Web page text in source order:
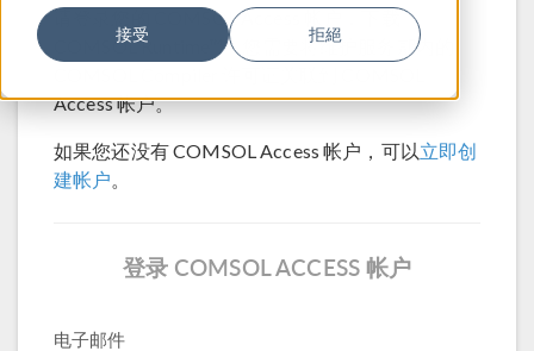
接受 拒絕
请登录您的 COMSOL Access 帐户，下载
COMSOL Runtime™。您需要将维护服务期内的
Access 帐户。
如果您还没有 COMSOL Access 帐户，可以立即创
建帐户。
登录 COMSOL ACCESS 帐户
电子邮件